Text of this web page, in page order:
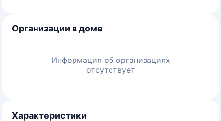
Организации в доме
Информация об организациях
отсутствует
Характеристики